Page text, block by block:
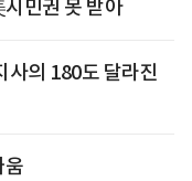
민권 못 받아
사의 180도 달라진
움